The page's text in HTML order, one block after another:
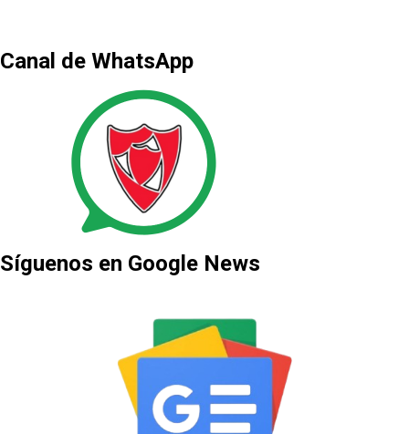
Canal de WhatsApp
Síguenos en Google News